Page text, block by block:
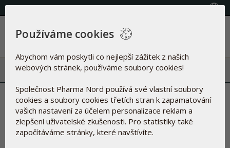
(+420) 800 100 622
Menu
Doporučené produkty
Zobrazit všechny produkty
Používáme cookies
Abychom vám poskytli co nejlepší zážitek z našich
webových stránek, používáme soubory cookies!
Společnost Pharma Nord používá své vlastní soubory
cookies a soubory cookies třetích stran k zapamatování
vašich nastavení za účelem personalizace reklam a
zlepšení uživatelské zkušenosti. Pro statistiky také
započítáváme stránky, které navštívíte.